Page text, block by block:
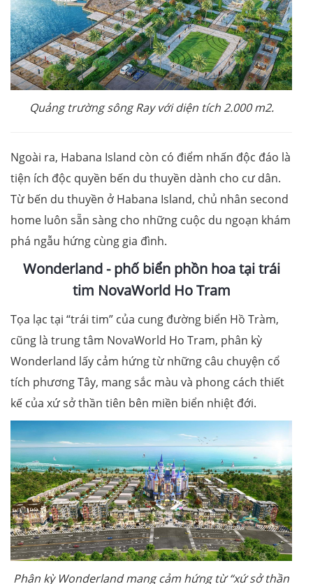
Quảng trường sông Ray với diện tích 2.000 m2.
Ngoài ra, Habana Island còn có điểm nhấn độc đáo là
tiện ích độc quyền bến du thuyền dành cho cư dân.
Từ bến du thuyền ở Habana Island, chủ nhân second
home luôn sẵn sàng cho những cuộc du ngoạn khám
phá ngẫu hứng cùng gia đình.
Wonderland - phố biển phồn hoa tại trái
tim NovaWorld Ho Tram
Tọa lạc tại “trái tim” của cung đường biển Hồ Tràm,
cũng là trung tâm NovaWorld Ho Tram, phân kỳ
Wonderland lấy cảm hứng từ những câu chuyện cổ
tích phương Tây, mang sắc màu và phong cách thiết
kế của xứ sở thần tiên bên miền biển nhiệt đới.
Phân kỳ Wonderland mang cảm hứng từ “xứ sở thần